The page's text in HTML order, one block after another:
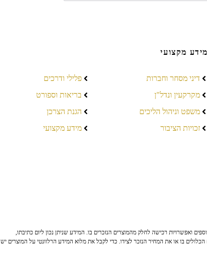
מידע מקצועי
דיני מסחר וחברות
מקרקעין ונדל"ן
משפט וניהול הליכים
זכויות הציבור
פלילי ודרכים
בריאות וספורט
הגנת הצרכן
מידע מקצועי
ואפשרויות רכישה לחלק מהמוצרים הנזכרים בו. המידע שניתן נכון ליום כתיבתו,
בו או את המחיר הנזכר לצידו. כדי לקבל את מלוא המידע הרלוונטי על המוצרים יש